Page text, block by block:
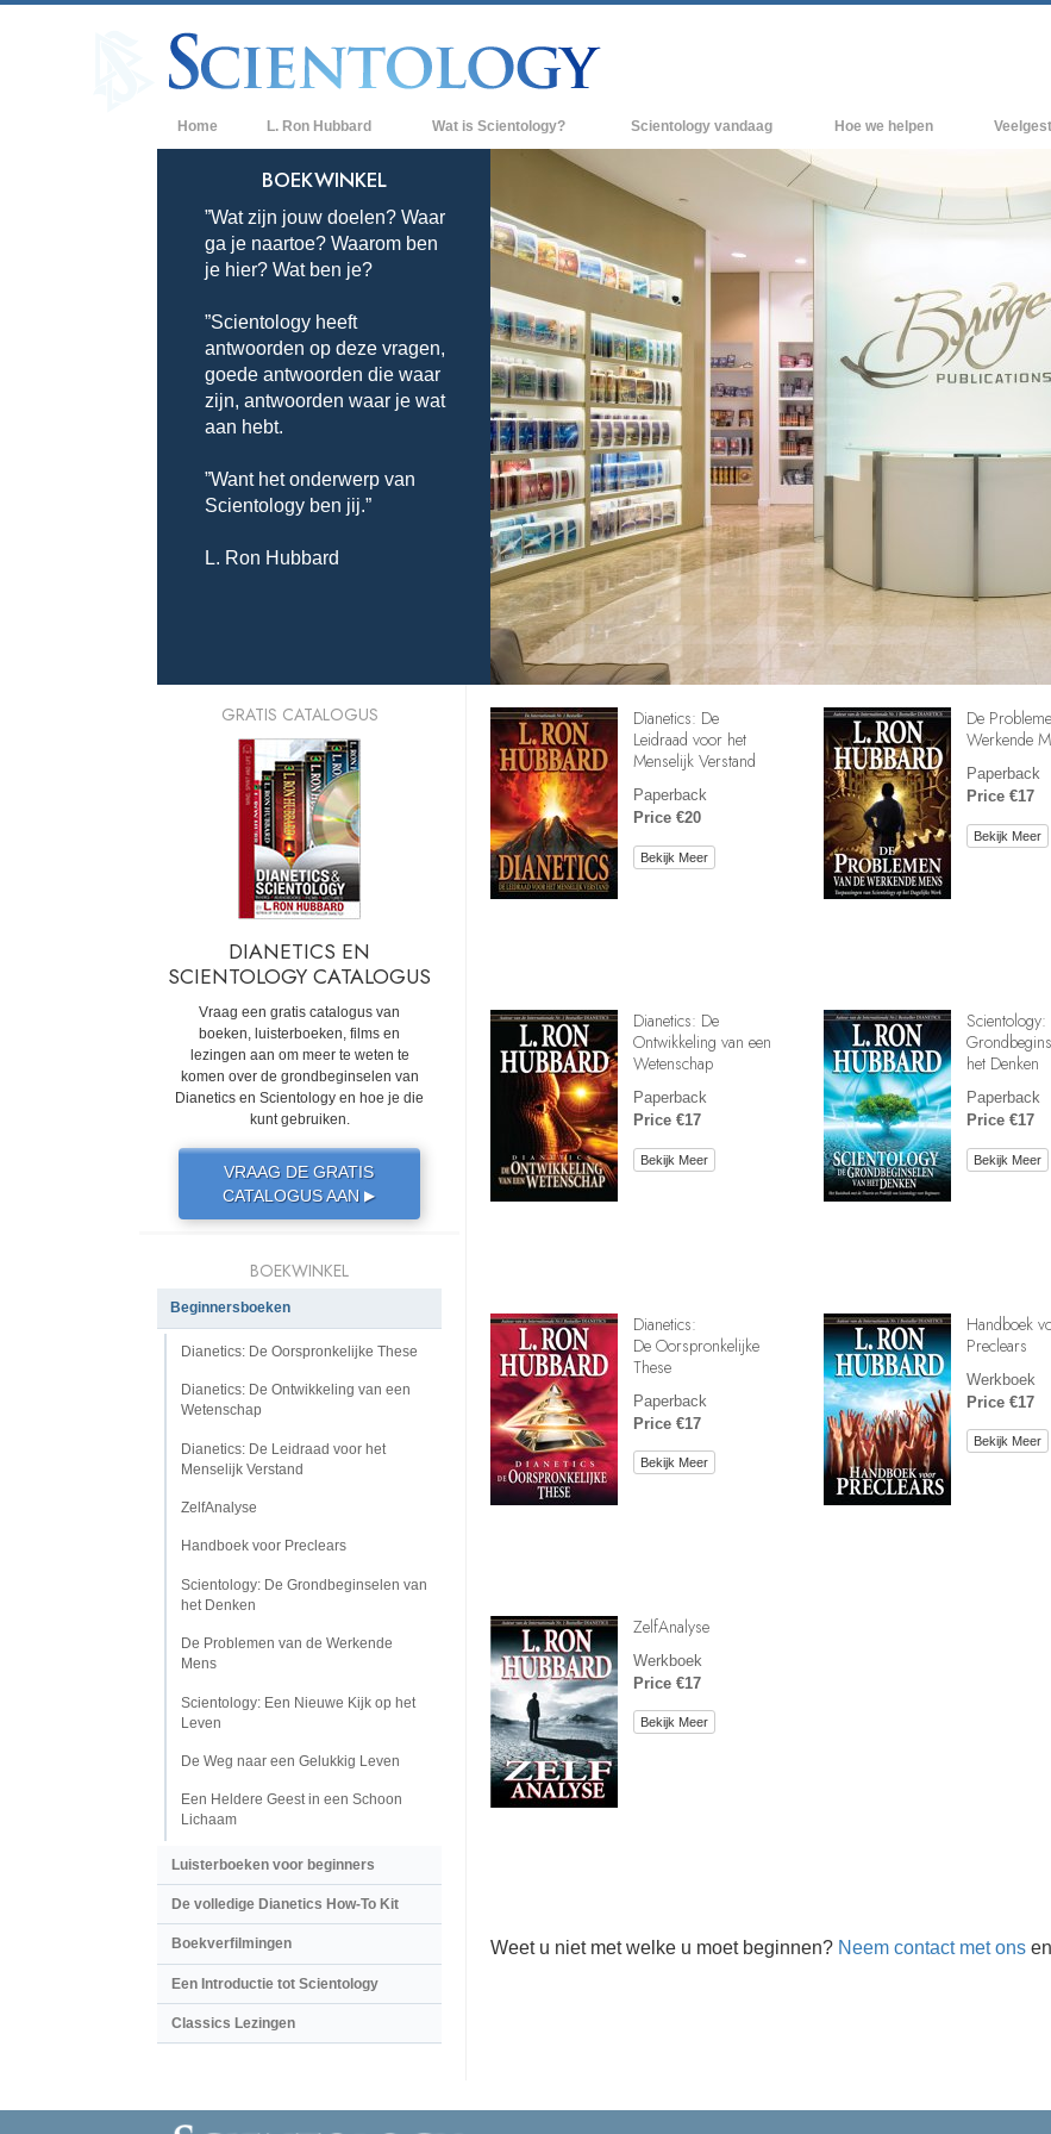
Home L. Ron Hubbard Wat is Scientology?
Overtuigingen & Praktijken
De Credo’s en Codes van Scientology
Wat scientologen zeggen over
Maak kennis met een scientoloog
Binnen in een Kerk
De Grondbeginselen van Scientology
Een Inleiding tot Dianetics
Liefde en Haat –
Wat is Grootheid?
Scientology vandaag
Nieuwe Scientology Kerken
Hogere Organisaties
Flag Land Base
Freewinds
Scientology beschikbaar maken voor de
hele wereld
David Miscavige - Kerkelijk Leider van
Scientology
Hoe we helpen
Binnen in
De
BOEKWINKEL
”Wat zijn jouw doelen? Waar
ga je naartoe? Waarom ben
je hier? Wat ben je?
”Scientology heeft
antwoorden op deze vragen,
goede antwoorden die waar
zijn, antwoorden waar je wat
aan hebt.
”Want het onderwerp van
Scientology ben jij.”
L. Ron Hubbard
Dianetics: De
Leidraad voor het
Menselijk Verstand
Paperback
Price €20
Bekijk Meer
De
Werkende
Paperback
Price €17
Bekijk Meer
Dianetics: De
Ontwikkeling van een
Wetenschap
Paperback
Price €17
Bekijk Meer
Scientology:
het Denken
Paperback
Price €17
Bekijk Meer
Dianetics:
De Oorspronkelijke
These
Paperback
Price €17
Bekijk Meer
Handboek
Preclears
Werkboek
Price €17
Bekijk Meer
ZelfAnalyse
Werkboek
Price €17
Bekijk Meer
Weet u niet met welke u moet beginnen? Neem contact met ons
GRATIS CATALOGUS
DIANETICS EN
SCIENTOLOGY CATALOGUS
Vraag een gratis catalogus van
boeken, luisterboeken, films en
lezingen aan om meer te weten te
komen over de grondbeginselen van
Dianetics en Scientology en hoe je die
kunt gebruiken.
VRAAG DE GRATIS
CATALOGUS AAN▶
BOEKWINKEL
Beginnersboeken
Dianetics: De Oorspronkelijke These
Dianetics: De Ontwikkeling van een
Wetenschap
Dianetics: De Leidraad voor het
Menselijk Verstand
ZelfAnalyse
Handboek voor Preclears
Scientology: De Grondbeginselen van
het Denken
De Problemen van de Werkende
Mens
Scientology: Een Nieuwe Kijk op het
Leven
De Weg naar een Gelukkig Leven
Een Heldere Geest in een Schoon
Lichaam
Luisterboeken voor beginners
De volledige Dianetics How-To Kit
Boekverfilmingen
Een Introductie tot Scientology
Classics Lezingen